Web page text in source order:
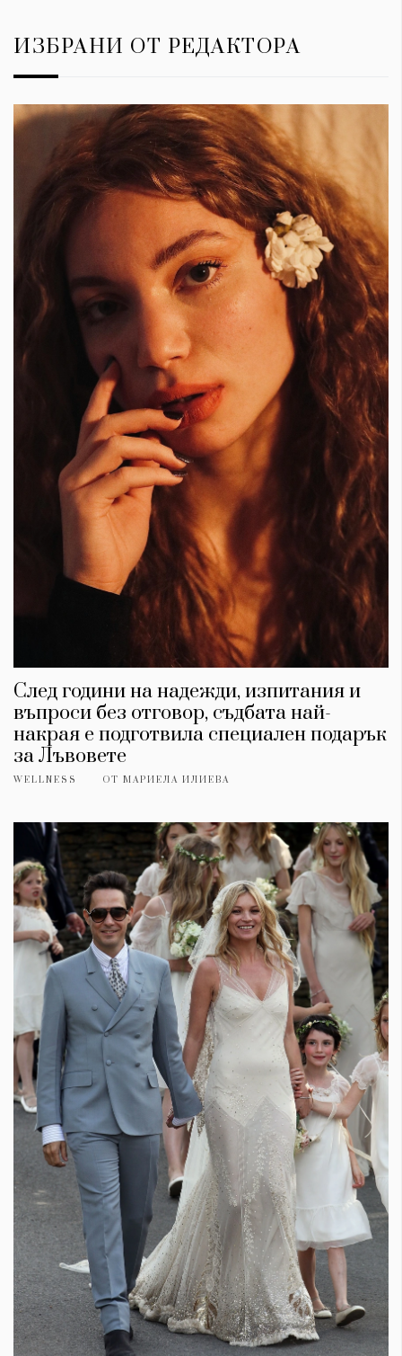
ИЗБРАНИ ОТ РЕДАКТОРА
След години на надежди, изпитания и
въпроси без отговор, съдбата най-
накрая е подготвила специален подарък
за Лъвовете
WELLNESS ОТ МАРИЕЛА ИЛИЕВА